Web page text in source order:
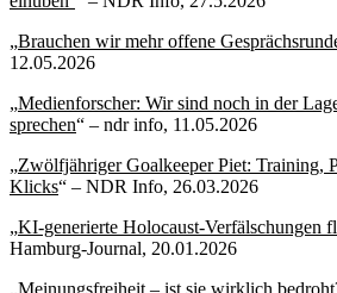
„Brauchen wir mehr offene
12.05.2026
„Medienforscher: Wir sind noch in der
sprechen“ – ndr info, 11.05.2026
„Zwölfjähriger Goalkeeper Piet: Training,
Klicks“ – NDR Info, 26.03.2026
„KI-generierte Holocaust-Verfälschungen
Hamburg-Journal, 20.01.2026